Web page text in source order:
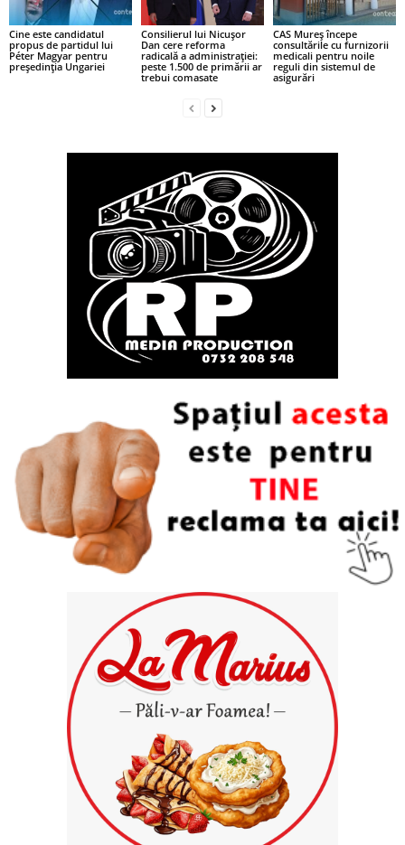
Cine este candidatul
propus de partidul lui
Péter Magyar pentru
președinția Ungariei
Consilierul lui Nicușor
Dan cere reforma
radicală a administrației:
peste 1.500 de primării ar
trebui comasate
CAS Mureș începe
consultările cu furnizorii
medicali pentru noile
reguli din sistemul de
asigurări